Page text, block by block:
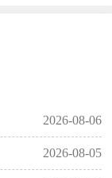
2026-08-06
2026-08-05